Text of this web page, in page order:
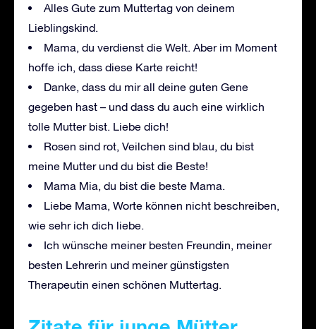
Alles Gute zum Muttertag von deinem
Lieblingskind.
Mama, du verdienst die Welt. Aber im Moment
hoffe ich, dass diese Karte reicht!
Danke, dass du mir all deine guten Gene
gegeben hast – und dass du auch eine wirklich
tolle Mutter bist. Liebe dich!
Rosen sind rot, Veilchen sind blau, du bist
meine Mutter und du bist die Beste!
Mama Mia, du bist die beste Mama.
Liebe Mama, Worte können nicht beschreiben,
wie sehr ich dich liebe.
Ich wünsche meiner besten Freundin, meiner
besten Lehrerin und meiner günstigsten
Therapeutin einen schönen Muttertag.